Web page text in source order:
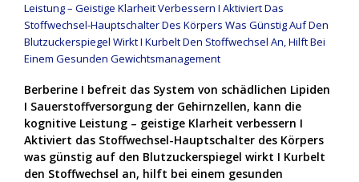
Berberine I befreit das System von schädlichen Lipiden
I Sauerstoffversorgung der Gehirnzellen, kann die
kognitive Leistung – geistige Klarheit verbessern I
Aktiviert das Stoffwechsel-Hauptschalter des Körpers
was günstig auf den Blutzuckerspiegel wirkt I Kurbelt
den Stoffwechsel an, hilft bei einem gesunden